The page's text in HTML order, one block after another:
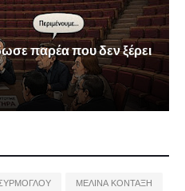
παρέα που δεν ξέρει
ΜΕΛΙΝΑ ΚΟΝΤΑΞΗ